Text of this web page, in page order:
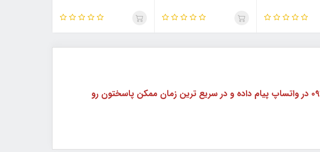
برای گرفتن راهنمایی در مورد هر نوع وسیله ورزشی ، به شماره 09362755056 در واتساپ پیام داده و در سریع ترین زمان ممکن پاسختون رو